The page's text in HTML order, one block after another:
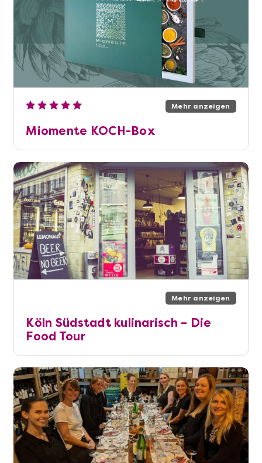
Mehr anzeigen
Miomente KOCH-Box
Mehr anzeigen
Köln Südstadt kulinarisch – Die
Food Tour